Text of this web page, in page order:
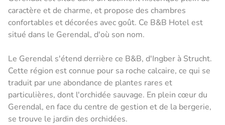
caractère et de charme, et propose des chambres
confortables et décorées avec goût. Ce B&B Hotel est
situé dans le Gerendal, d'où son nom.
Le Gerendal s'étend derrière ce B&B, d'Ingber à Strucht.
Cette région est connue pour sa roche calcaire, ce qui se
traduit par une abondance de plantes rares et
particulières, dont l'orchidée sauvage. En plein cœur du
Gerendal, en face du centre de gestion et de la bergerie,
se trouve le jardin des orchidées.